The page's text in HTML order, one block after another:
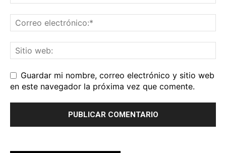
Guardar mi nombre, correo electrónico y sitio web
en este navegador la próxima vez que comente.